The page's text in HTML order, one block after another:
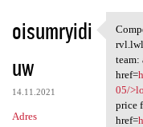
K
o
m
e
n
oisumryidi
uw
14.11.2021
Adres
team:
href=
05/
price
href=